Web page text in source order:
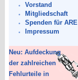
Vorstand
Mitgliedschaft
Spenden für ARE
Impressum
Neu: Aufdeckung
der zahlreichen
Fehlurteile in